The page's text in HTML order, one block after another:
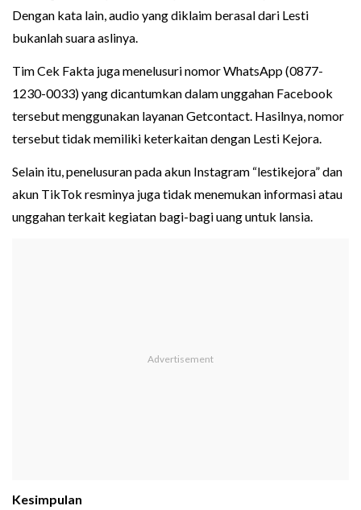
Dengan kata lain, audio yang diklaim berasal dari Lesti
bukanlah suara aslinya.
Tim Cek Fakta juga menelusuri nomor WhatsApp (0877-
1230-0033) yang dicantumkan dalam unggahan Facebook
tersebut menggunakan layanan Getcontact. Hasilnya, nomor
tersebut tidak memiliki keterkaitan dengan Lesti Kejora.
Selain itu, penelusuran pada akun Instagram “lestikejora” dan
akun TikTok resminya juga tidak menemukan informasi atau
unggahan terkait kegiatan bagi-bagi uang untuk lansia.
Kesimpulan